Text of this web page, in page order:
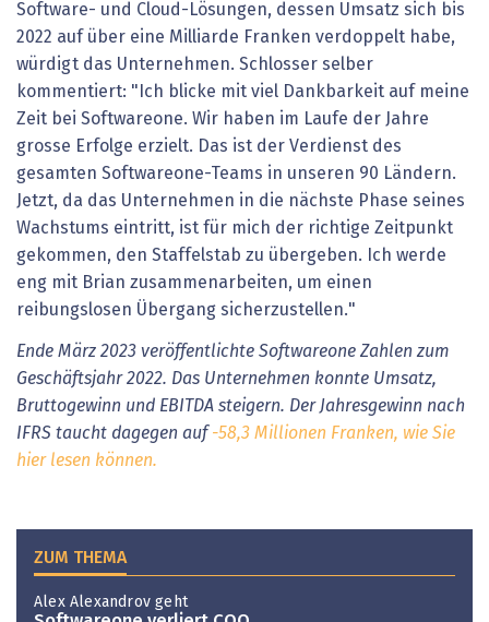
Software- und Cloud-Lösungen, dessen Umsatz sich bis
2022 auf über eine Milliarde Franken verdoppelt habe,
würdigt das Unternehmen. Schlosser selber
kommentiert: "Ich blicke mit viel Dankbarkeit auf meine
Zeit bei Softwareone. Wir haben im Laufe der Jahre
grosse Erfolge erzielt. Das ist der Verdienst des
gesamten Softwareone-Teams in unseren 90 Ländern.
Jetzt, da das Unternehmen in die nächste Phase seines
Wachstums eintritt, ist für mich der richtige Zeitpunkt
gekommen, den Staffelstab zu übergeben. Ich werde
eng mit Brian zusammenarbeiten, um einen
reibungslosen Übergang sicherzustellen."
Ende März 2023 veröffentlichte Softwareone Zahlen zum
Geschäftsjahr 2022. Das Unternehmen konnte Umsatz,
Bruttogewinn und EBITDA steigern. Der Jahresgewinn nach
IFRS taucht dagegen auf-58,3 Millionen Franken, wie Sie
hier lesen können.
ZUM THEMA
Alex Alexandrov geht